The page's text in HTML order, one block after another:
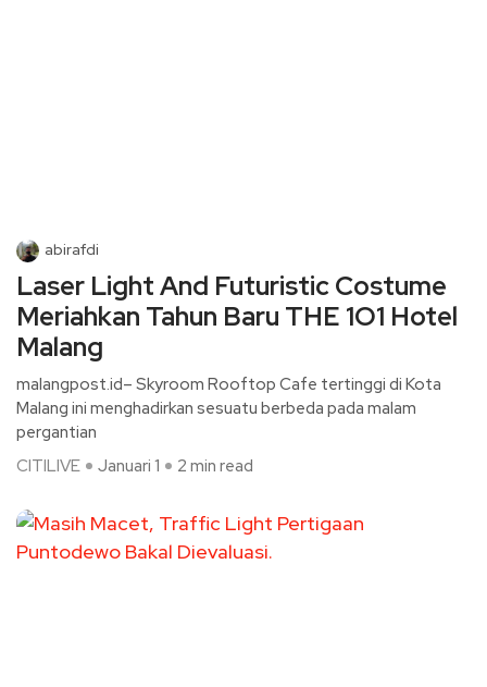
abirafdi
Laser Light And Futuristic Costume
Meriahkan Tahun Baru THE 1O1 Hotel
Malang
malangpost.id– Skyroom Rooftop Cafe tertinggi di Kota
Malang ini menghadirkan sesuatu berbeda pada malam
pergantian
CITILIVE
Januari 1 2 min read